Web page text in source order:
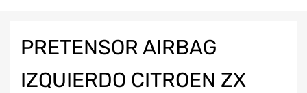
PRETENSOR AIRBAG
IZQUIERDO CITROEN ZX